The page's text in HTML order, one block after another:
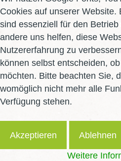
Übrigens:
Cookies auf unserer Website.
sind essenziell für den
andere uns helfen, diese
Nutzererfahrung zu
können selbst entscheiden,
möchten. Bitte beachten Sie,
womöglich nicht mehr alle
Verfügung stehen.
Akzeptieren Ablehnen
Weitere